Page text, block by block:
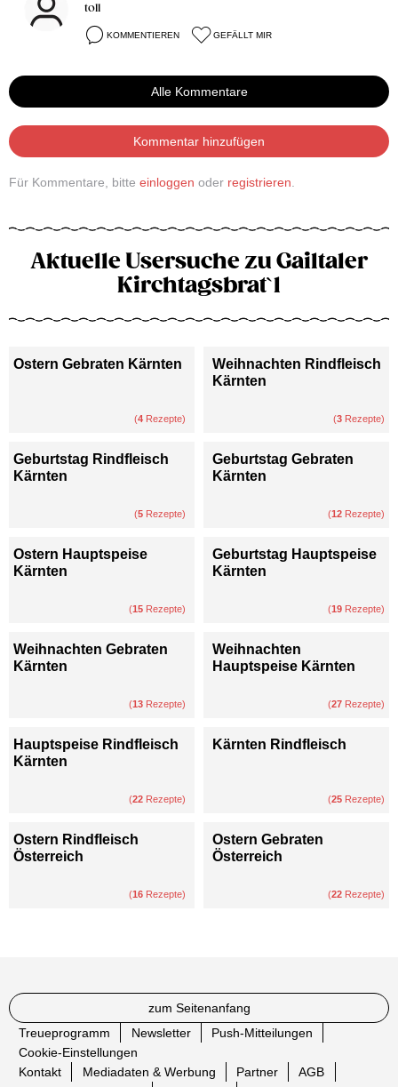
toll
KOMMENTIEREN GEFÄLLT MIR
Alle Kommentare
Kommentar hinzufügen
Für Kommentare, bitte einloggen oder registrieren
Aktuelle Usersuche zu Gailtaler
Kirchtagsbrat`l
Ostern Gebraten Kärnten
(4 Rezepte)
Weihnachten Rindfleisch
Kärnten
(3 Rezepte)
Geburtstag Rindfleisch
Kärnten
(5 Rezepte)
Geburtstag Gebraten
Kärnten
(12 Rezepte)
Ostern Hauptspeise
Kärnten
(15 Rezepte)
Geburtstag Hauptspeise
Kärnten
(19 Rezepte)
Weihnachten Gebraten
Kärnten
(13 Rezepte)
Weihnachten
Hauptspeise Kärnten
(27 Rezepte)
Hauptspeise Rindfleisch
Kärnten
(22 Rezepte)
Kärnten Rindfleisch
(25 Rezepte)
Ostern Rindfleisch
Österreich
(16 Rezepte)
Ostern Gebraten
Österreich
(22 Rezepte)
zum Seitenanfang
Treueprogramm
Newsletter
Push-Mitteilungen
Cookie-Einstellungen
Kontakt
Mediadaten & Werbung Partner
AGB